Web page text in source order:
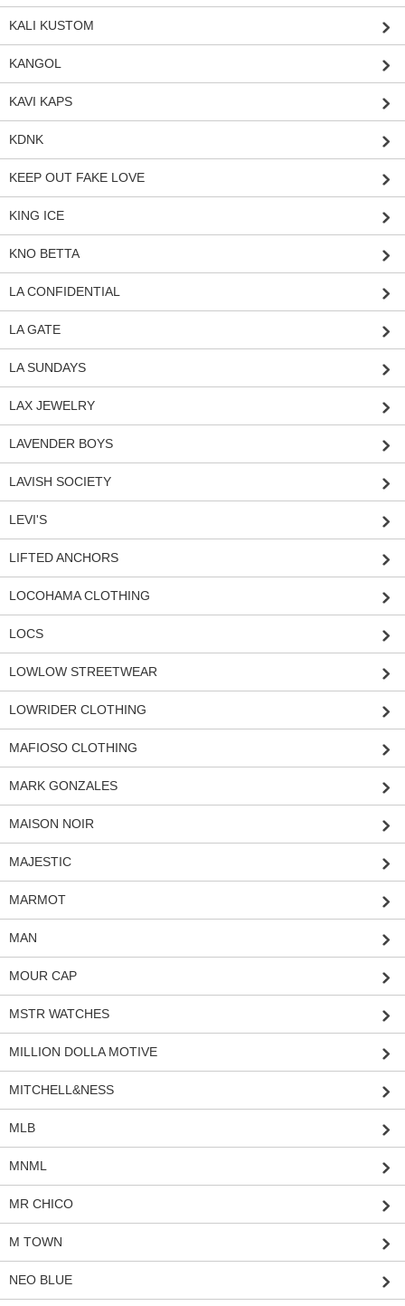
KALI KUSTOM
KANGOL
KAVI KAPS
KDNK
KEEP OUT FAKE LOVE
KING ICE
KNO BETTA
LA CONFIDENTIAL
LA GATE
LA SUNDAYS
LAX JEWELRY
LAVENDER BOYS
LAVISH SOCIETY
LEVI'S
LIFTED ANCHORS
LOCOHAMA CLOTHING
LOCS
LOWLOW STREETWEAR
LOWRIDER CLOTHING
MAFIOSO CLOTHING
MARK GONZALES
MAISON NOIR
MAJESTIC
MARMOT
MAN
MOUR CAP
MSTR WATCHES
MILLION DOLLA MOTIVE
MITCHELL&NESS
MLB
MNML
MR CHICO
M TOWN
NEO BLUE